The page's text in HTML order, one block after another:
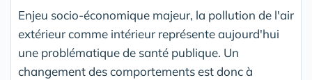
Enjeu socio-économique majeur, la pollution de l'air
extérieur comme intérieur représente aujourd'hui
une problématique de santé publique. Un
changement des comportements est donc à